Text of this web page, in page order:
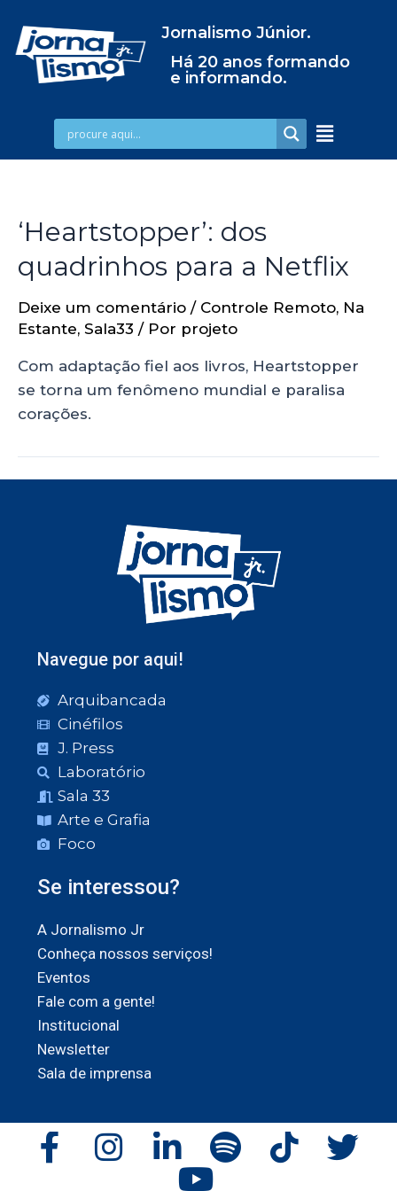
Jornalismo Júnior.
Há 20 anos formando
e informando.
‘Heartstopper’: dos
quadrinhos para a Netflix
Deixe um comentário / Controle Remoto, Na
Estante, Sala33 / Por projeto
Com adaptação fiel aos livros, Heartstopper
se torna um fenômeno mundial e paralisa
corações.
Navegue por aqui!
Arquibancada
Cinéfilos
J. Press
Laboratório
Sala 33
Arte e Grafia
Foco
Se interessou?
A Jornalismo Jr
Conheça nossos serviços!
Eventos
Fale com a gente!
Institucional
Newsletter
Sala de imprensa